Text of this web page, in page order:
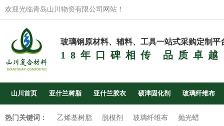
欢迎光临青岛山川物资有限公司网站！
玻璃钢原材料、辅料、工具一站式采购定制平
18年口碑相传 品质卓越
山川首页 亚什兰树脂 亚什兰胶衣 硕津固化剂 玻璃纤维布
热门关键词： 乙烯基树脂 脱模剂 玻璃纤维布 抛光蜡